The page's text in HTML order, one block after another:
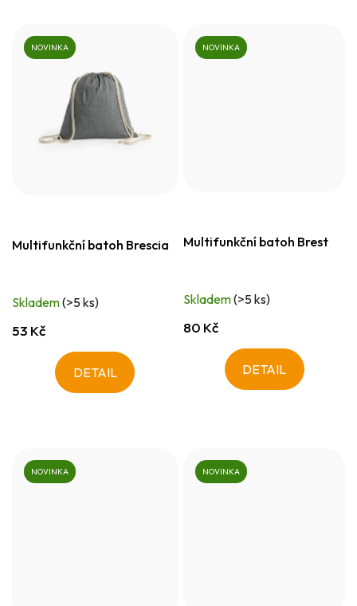
NOVINKA
Multifunkční batoh Brescia
Skladem(>5 ks)
53 Kč
DETAIL
NOVINKA
Multifunkční batoh Brest
Skladem(>5 ks)
80 Kč
DETAIL
NOVINKA NOVINKA